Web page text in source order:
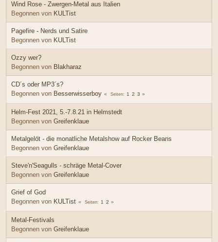
Wind Rose - Zwergen-Metal aus Italien
Begonnen von KULTist
Pagefire - Nerds und Satire
Begonnen von KULTist
Ozzy wer?
Begonnen von Blakharaz
CD´s oder MP3´s?
Begonnen von Besserwisserboy Seiten 1 2 3
Helm-Fest 2021, 5.-7.8.21 in Helmstedt
Begonnen von Greifenklaue
Metalgelöt - die monatliche Metalshow auf Rocker Beans
Begonnen von Greifenklaue
Steve'n'Seagulls - schräge Metal-Cover
Begonnen von Greifenklaue
Grief of God
Begonnen von KULTist Seiten 1 2
Metal-Festivals
Begonnen von Greifenklaue